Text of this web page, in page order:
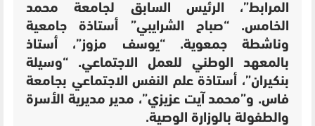
المرابط”، الرئيس السابق لجامعة محمد
الخامس. “صباح الشرايبي” أستاذة جامعية
وناشطة جمعوية. “يوسف مزوز”، أستاذ
بالمعهد الوطني للعمل الاجتماعي. “وسيلة
بنكيران”، أستاذة علم النفس الاجتماعي بجامعة
فاس. و”محمد آيت عزيزي”، مدير مديرية الأسرة
والطفولة بالوزارة الوصية.